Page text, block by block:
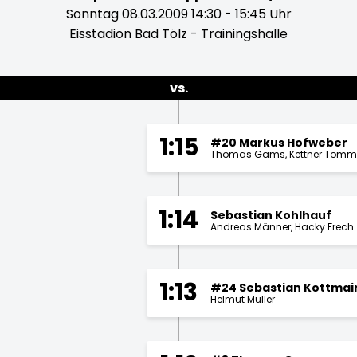
Sonntag 08.03.2009 14:30 - 15:45 Uhr
Eisstadion Bad Tölz - Trainingshalle
vs.
1:15 #20 Markus Hofweber
Thomas Gams Kettner
1:14 Sebastian Kohlhauf
Andreas Männer Hacky Frech
1:13 #24 Sebastian
Helmut Müller